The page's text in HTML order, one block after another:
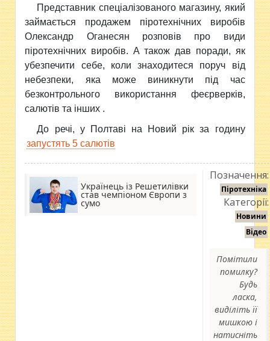
Представник спеціалізованого магазину, який
займається продажем піротехнічних виробів
Олександр Оганесян розповів про види
піротехнічних виробів. А також дав поради, як
убезпечити себе, коли знаходитеся поруч від
небезпеки, яка може виникнути під час
безконтрольного використання феєрверків,
салютів та інших .
До речі, у Полтаві на Новий рік за годину
запустять 5 салютів
Українець із Решетилівки
став чемпіоном Європи з
сумо
Позначення:
Піротехніка
Категорії:
Новини
Відео
Помітили
помилку?
Будь
ласка,
виділіть її
мишкою і
натисніть